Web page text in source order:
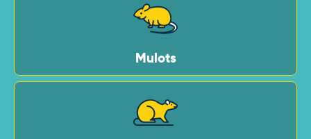
Mulots